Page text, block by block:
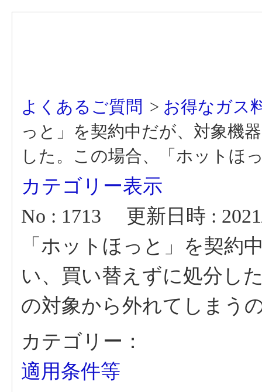
よくあるご質問 > お得なガス
っと」を契約中だが、対象機
した。この場合、「ホットほ
カテゴリー表示
No : 1713
更新日時 :
「ホットほっと」を契約
い、買い替えずに処分し
の対象から外れてしまう
カテゴリー：
適用条件等